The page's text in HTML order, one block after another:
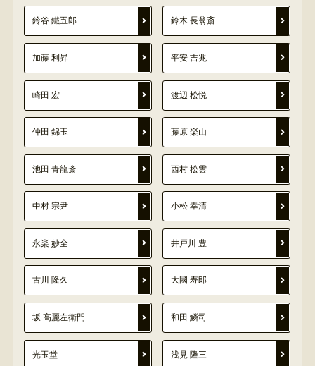
鈴谷 鐵五郎 鈴木 長翁斎
加藤 利昇 平安 吉兆
崎田 宏 渡辺 松悦
仲田 錦玉 藤原 楽山
池田 青龍斎 西村 松雲
中村 宗尹 小松 幸清
永楽 妙全 井戸川 豊
古川 隆久 大國 寿郎
坂 高麗左衛門 和田 鱗司
光玉堂 浅見 隆三